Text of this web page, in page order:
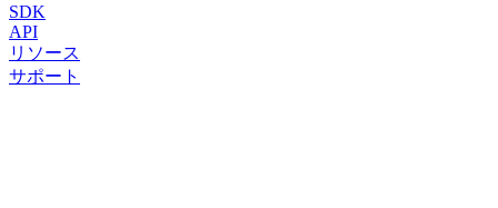
SDK
API
リソース
サポート